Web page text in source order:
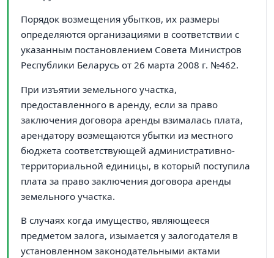
Порядок возмещения убытков, их размеры
определяются организациями в соответствии с
указанным постановлением Совета Министров
Республики Беларусь от 26 марта 2008 г. №462.
При изъятии земельного участка,
предоставленного в аренду, если за право
заключения договора аренды взималась плата,
арендатору возмещаются убытки из местного
бюджета соответствующей административно-
территориальной единицы, в который поступила
плата за право заключения договора аренды
земельного участка.
В случаях когда имущество, являющееся
предметом залога, изымается у залогодателя в
установленном законодательными актами